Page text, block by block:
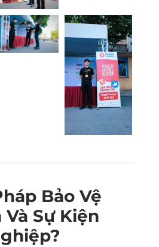
Bảo Vệ
Sự Kiện